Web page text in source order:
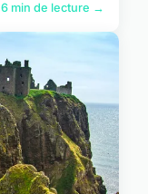
6 min de lecture →